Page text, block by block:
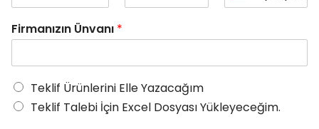
Firmanızın Ünvanı *
Teklif Ürünlerini Elle Yazacağım
Teklif Talebi İçin Excel Dosyası Yükleyeceğim.